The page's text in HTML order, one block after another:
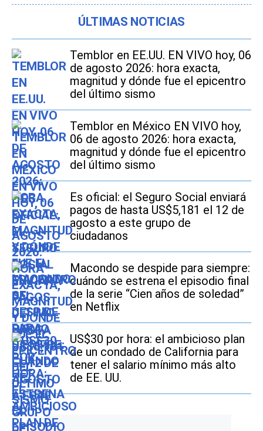
ÚLTIMAS NOTICIAS
Temblor en EE.UU. EN VIVO hoy, 06
de agosto 2026: hora exacta,
magnitud y dónde fue el epicentro
del último sismo
Temblor en México EN VIVO hoy,
06 de agosto 2026: hora exacta,
magnitud y dónde fue el epicentro
del último sismo
Es oficial: el Seguro Social enviará
pagos de hasta US$5,181 el 12 de
agosto a este grupo de
ciudadanos
Macondo se despide para siempre:
cuándo se estrena el episodio final
de la serie “Cien años de soledad”
en Netflix
US$30 por hora: el ambicioso plan
de un condado de California para
tener el salario mínimo más alto
de EE. UU.